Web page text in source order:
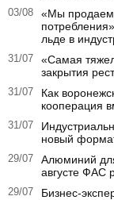
03/08
«Мы продаем
льде в
31/07
«Самая
закрытия
31/07
Как
кооперация
31/07
новый
29/07
Алюминий
августе ФАС
29/07
Бизнес-